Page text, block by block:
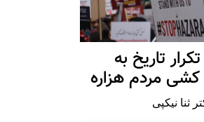
تاريخ به
مردم هزاره
ثنا نیکپی